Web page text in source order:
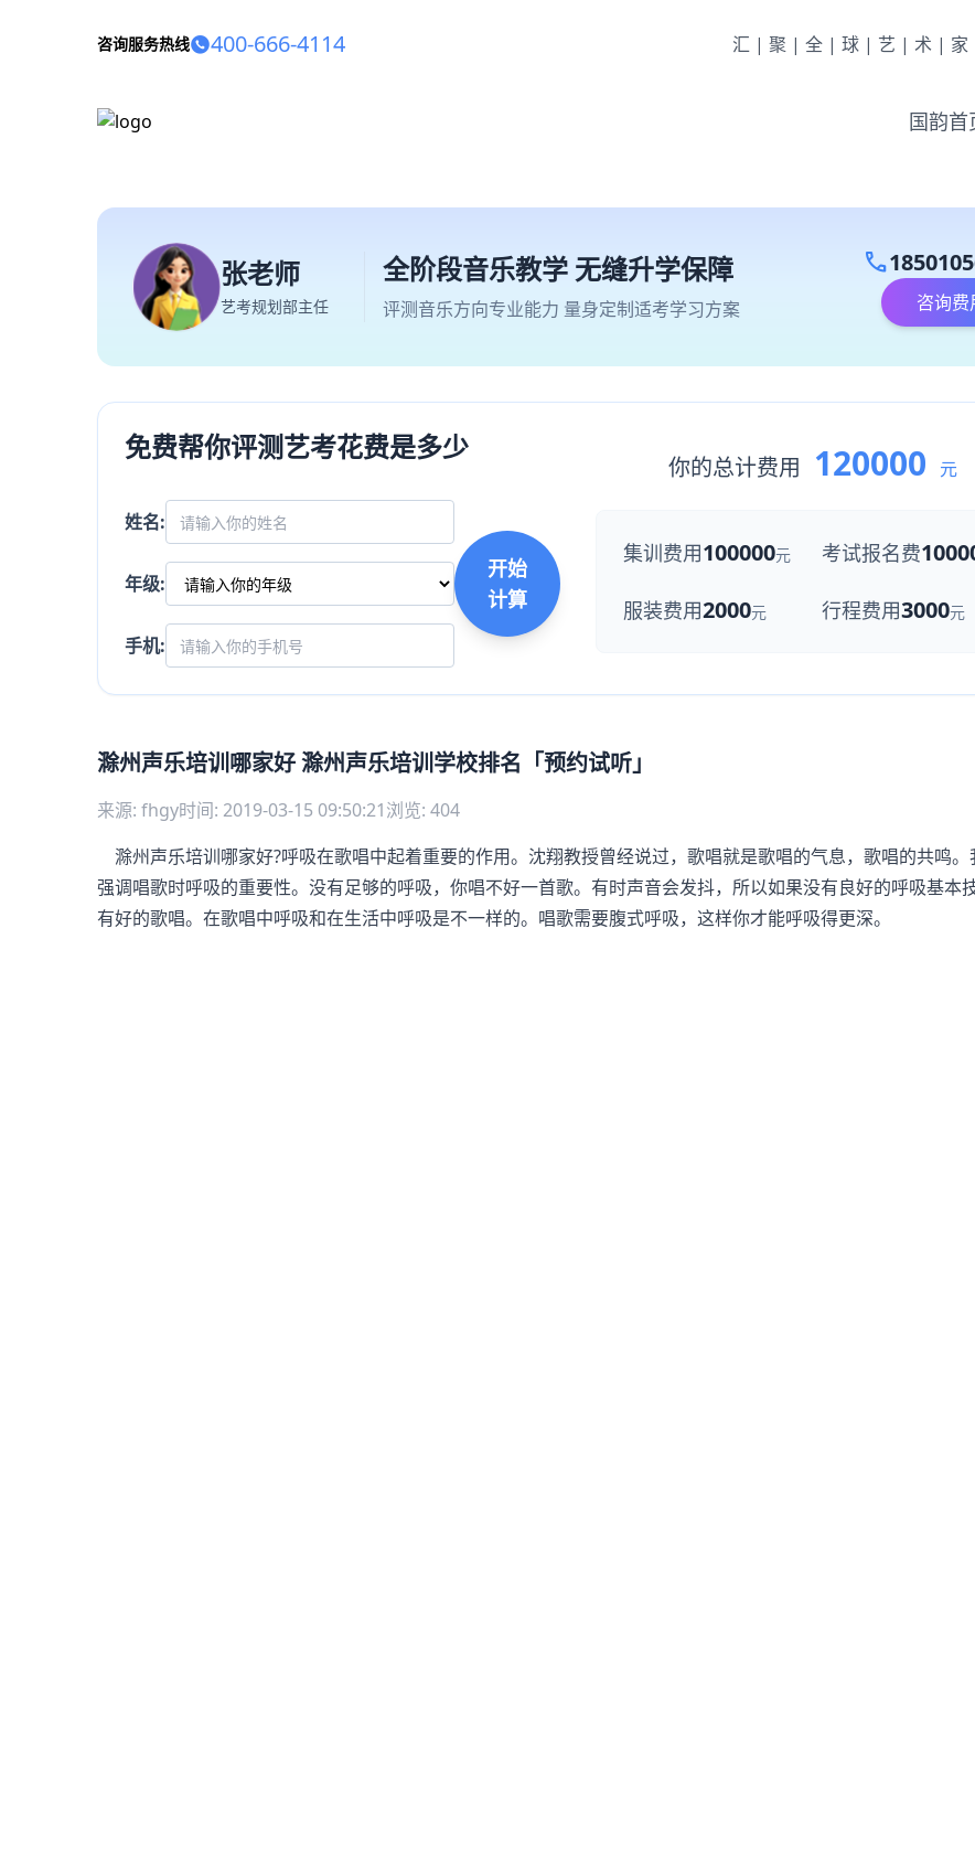
咨询服务热线 400-666-4114 汇|聚|全|球|艺|术|
国韵首
张老师
艺考规划部主任
全阶段音乐教学 无缝升学保障
评测音乐方向专业能力 量身定制适考学习方案
call
咨询费
免费帮你评测艺考花费是多少
姓名:
年级:
手机:
开始
计算
你的总计费用 120000 元
集训费用100000元 考试报名费
服装费用2000元 行程费用3000元
滁州声乐培训哪家好 滁州声乐培训学校排名「预约试听」
来源: fhgy时间: 2019-03-15 09:50:21浏览: 404
滁州声乐培训哪家好?呼吸在歌唱中起着重要的作用。沈翔教授曾经说过，歌唱就是歌唱的气息，歌唱的共鸣。
强调唱歌时呼吸的重要性。没有足够的呼吸，你唱不好一首歌。有时声音会发抖，所以如果没有良好的呼吸基本
有好的歌唱。在歌唱中呼吸和在生活中呼吸是不一样的。唱歌需要腹式呼吸，这样你才能呼吸得更深。